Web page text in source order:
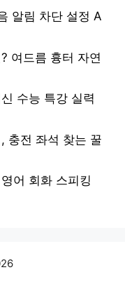
알림 차단 설정 A
여드름 흉터 자연
수능 특강 실력
충전 좌석 찾는 꿀
어 회화 스피킹